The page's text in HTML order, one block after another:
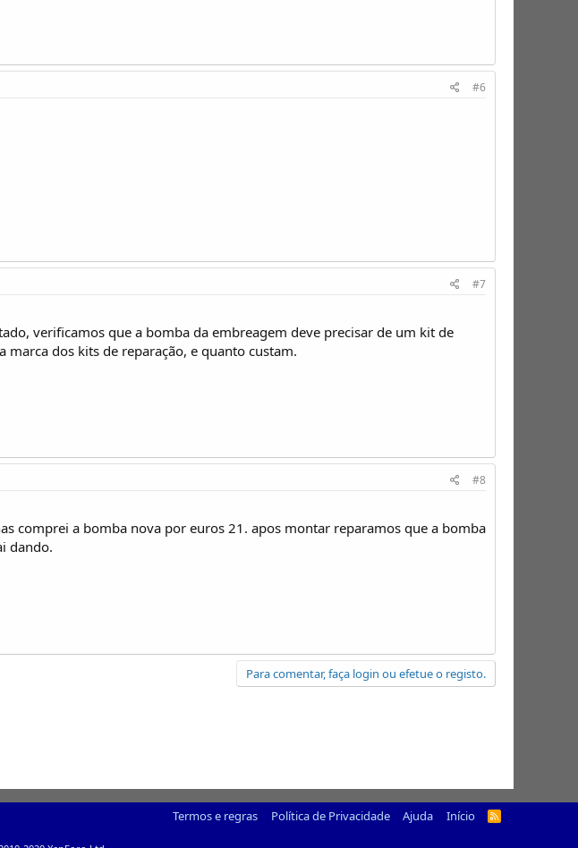
#6
#7
verificamos que a bomba da embreagem deve precisar de um kit de
marca dos kits de reparação, e quanto custam.
#8
comprei a bomba nova por euros 21. apos montar reparamos que a bomba
dando.
Para comentar, faça login ou efetue o registo.
Termos e regras Política de Privacidade Ajuda Início
R